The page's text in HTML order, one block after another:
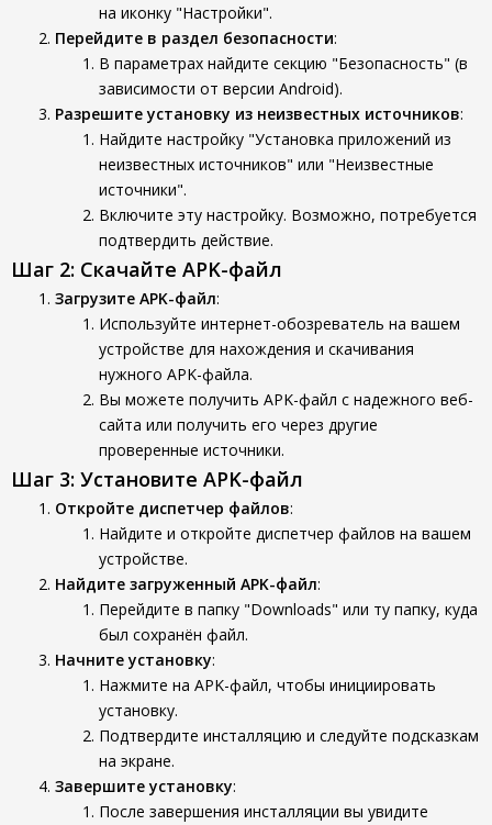
на иконку "Настройки".
Перейдите в раздел безопасности:
В параметрах найдите секцию "Безопасность" (в
зависимости от версии Android).
Разрешите установку из неизвестных источников:
Найдите настройку "Установка приложений из
неизвестных источников" или "Неизвестные
источники".
Включите эту настройку. Возможно, потребуется
подтвердить действие.
Шаг 2: Скачайте APK-файл
Загрузите APK-файл:
Используйте интернет-обозреватель на вашем
устройстве для нахождения и скачивания
нужного APK-файла.
Вы можете получить APK-файл с надежного веб-
сайта или получить его через другие
проверенные источники.
Шаг 3: Установите APK-файл
Откройте диспетчер файлов:
Найдите и откройте диспетчер файлов на вашем
устройстве.
Найдите загруженный APK-файл:
Перейдите в папку "Downloads" или ту папку, куда
был сохранён файл.
Начните установку:
Нажмите на APK-файл, чтобы инициировать
установку.
Подтвердите инсталляцию и следуйте подсказкам
на экране.
Завершите установку:
После завершения инсталляции вы увидите